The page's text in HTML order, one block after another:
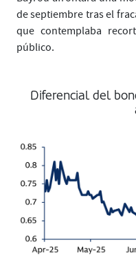
de septiembre tras el
que contemplaba
público.
Diferencial del